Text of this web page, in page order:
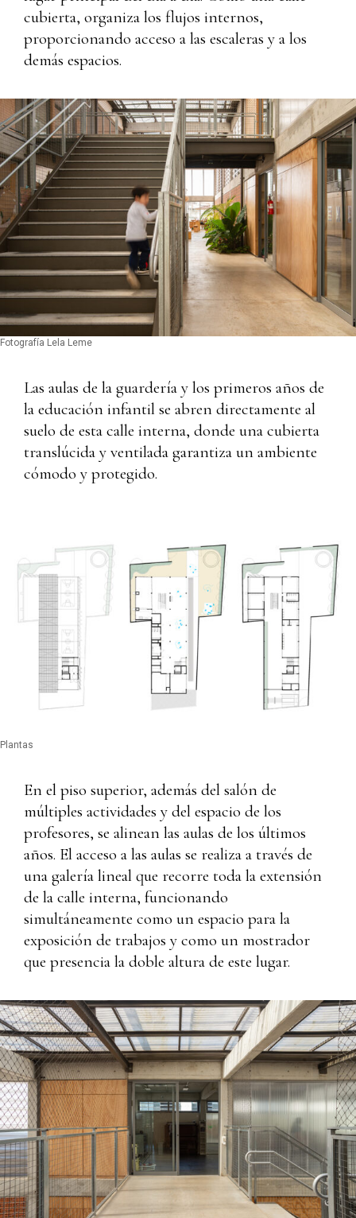
cubierta, organiza los flujos internos,
proporcionando acceso a las escaleras y a los
demás espacios.
Fotografía Lela Leme
Las aulas de la guardería y los primeros años de
la educación infantil se abren directamente al
suelo de esta calle interna, donde una cubierta
translúcida y ventilada garantiza un ambiente
cómodo y protegido.
Plantas
En el piso superior, además del salón de
múltiples actividades y del espacio de los
profesores, se alinean las aulas de los últimos
años. El acceso a las aulas se realiza a través de
una galería lineal que recorre toda la extensión
de la calle interna, funcionando
simultáneamente como un espacio para la
exposición de trabajos y como un mostrador
que presencia la doble altura de este lugar.